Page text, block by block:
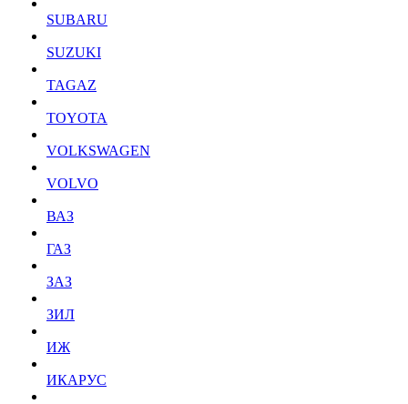
SUBARU
SUZUKI
TAGAZ
TOYOTA
VOLKSWAGEN
VOLVO
ВАЗ
ГАЗ
ЗАЗ
ЗИЛ
ИЖ
ИКАРУС